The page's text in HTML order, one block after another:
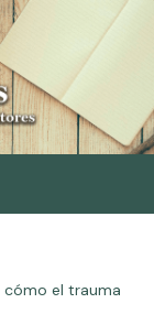
cómo el trauma